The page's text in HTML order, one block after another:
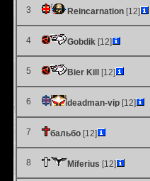
3 Reincarnation [12]
4 Gobdik [12]
5 Bier Kill [12]
6 deadman-vip [12]
7 бальбо [12]
8 Miferius [12]